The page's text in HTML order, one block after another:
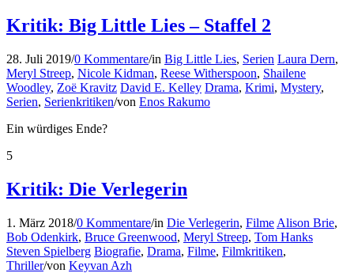
Kritik: Big Little Lies – Staffel 2
28. Juli 2019/0 Kommentare/in Big Little Lies, Serien Laura Dern,
Meryl Streep, Nicole Kidman, Reese Witherspoon, Shailene
Woodley, Zoë Kravitz David E. Kelley Drama, Krimi, Mystery,
Serien, Serienkritiken/von Enos Rakumo
Ein würdiges Ende?
5
Kritik: Die Verlegerin
1. März 2018/0 Kommentare/in Die Verlegerin, Filme Alison Brie,
Bob Odenkirk, Bruce Greenwood, Meryl Streep, Tom Hanks
Steven Spielberg Biografie, Drama, Filme, Filmkritiken,
Thriller/von Keyvan Azh